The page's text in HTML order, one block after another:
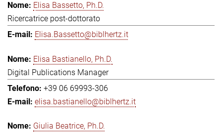
Elisa Bassetto, Ph.D.
Ricercatrice post-dottorato
Elisa.Bassetto@biblhertz.it
Elisa Bastianello, Ph.D.
Digital Publications Manager
+39 06 69993-306
elisa.bastianello@biblhertz.it
Giulia Beatrice, Ph.D.